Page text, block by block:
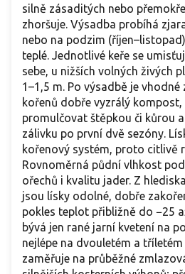
silně zásaditých nebo
zhoršuje. Výsadba probíhá
nebo na podzim
teplé. Jednotlivé keře se
sebe, u nižších volných živých
1–1,5 m. Po výsadbě je
kořenů dobře vyzrálý
promulčovat štěpkou či kůrou
zálivku po první dvě sezóny.
kořenový systém, proto citlivě
Rovnoměrná půdní vlhkost
ořechů i kvalitu jader. Z
jsou lísky odolné, dobře
pokles teplot přibližně do −25
bývá jen rané jarní kvetení na
nejlépe na dvouletém a
zaměřuje na průběžné